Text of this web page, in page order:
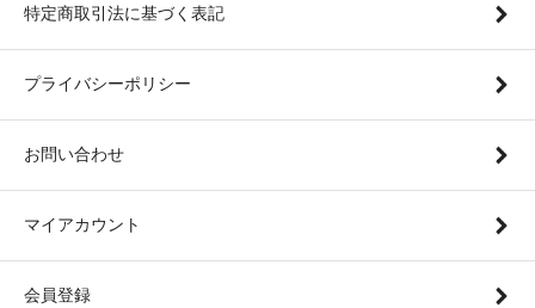
特定商取引法に基づく表記
プライバシーポリシー
お問い合わせ
マイアカウント
会員登録